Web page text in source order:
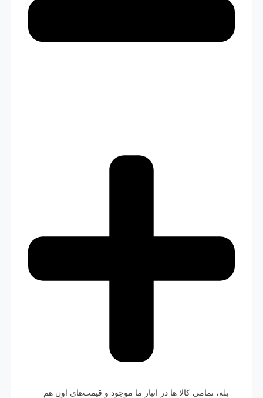
بله، تمامی کالا ها در انبار ما موجود و قیمت‌های اون هم